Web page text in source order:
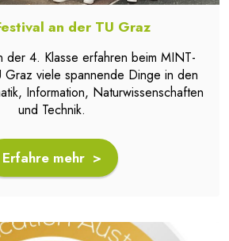
an der TU Graz
der 4. Klasse erfahren beim MINT-
Graz viele spannende Dinge in den
Information, Naturwissenschaften
und Technik.
Erfahre mehr >